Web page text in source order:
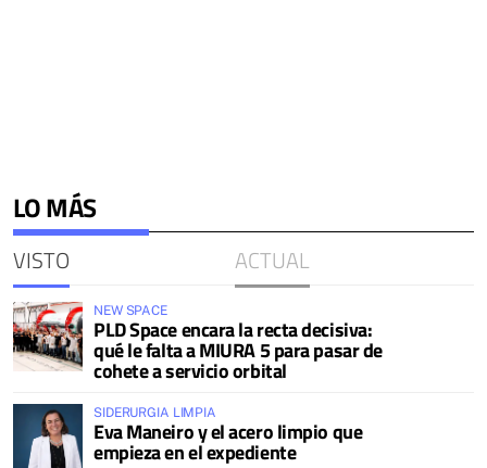
LO MÁS
VISTO ACTUAL
NEW SPACE
PLD Space encara la recta decisiva:
qué le falta a MIURA 5 para pasar de
cohete a servicio orbital
SIDERURGIA LIMPIA
Eva Maneiro y el acero limpio que
empieza en el expediente